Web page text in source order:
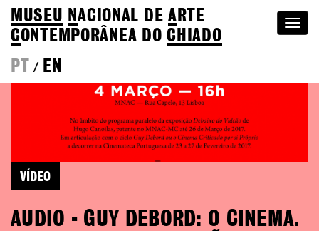
MUSEU NACIONAL DEA RTE
CONTEMPORÂNEA DOCHIADO
PT
/ EN
VÍDEO
AUDIO - GUY DEBORD: O CINEMA.